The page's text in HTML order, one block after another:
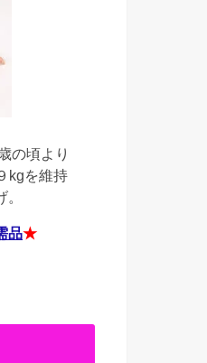
の頃より
kgを維持
品★